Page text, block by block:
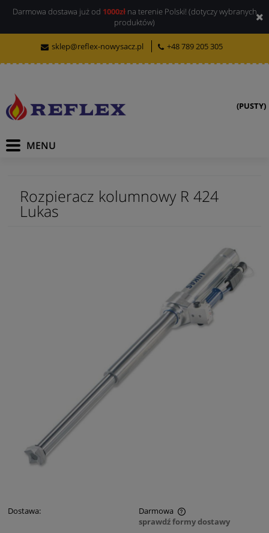
Darmowa dostawa już od 1000złna terenie Polski! (dotyczy wybranych
produktów)
sklep@reflex-nowysacz.pl +48 789 205 305
(PUSTY)
Rozpieracz kolumnowy R 424
Lukas
Dostawa:
Darmowa
Cena nie zawiera ewentualnych kosztów płatności
sprawdź formy dostawy